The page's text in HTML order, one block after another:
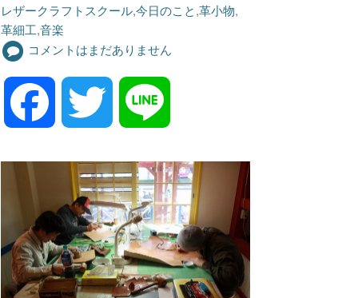
レザークラフトスクール,今日のこと,革小物,
革細工,音楽
コメントはまだありません
c
e
i
t
n
e